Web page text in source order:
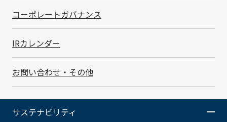
コーポレートガバナンス
IRカレンダー
お問い合わせ・その他
サステナビリティ
品質・顧客からの信頼
ガバナンス
Governance
コーポレートガバナンス